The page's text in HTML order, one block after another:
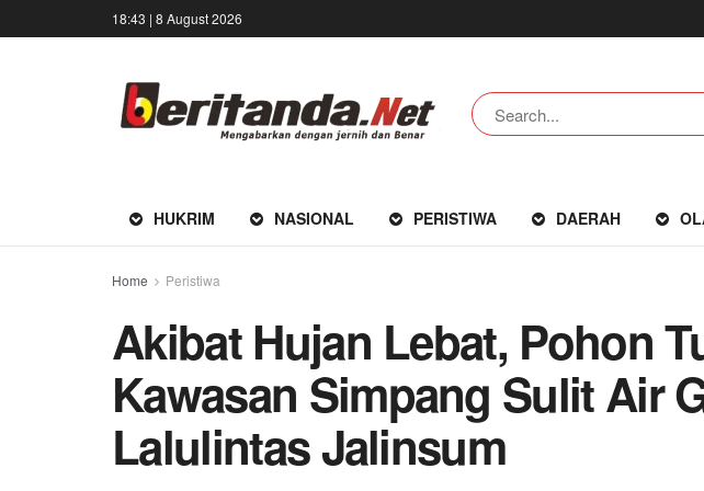
18:43 | 8 August 2026
HUKRIM NASIONAL PERISTIWA DAERAH
Home Peristiwa
Akibat Hujan Lebat, Pohon
Kawasan Simpang Sulit Air
Lalulintas Jalinsum